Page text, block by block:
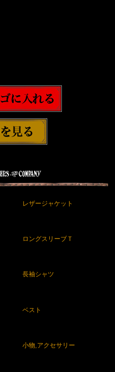
レザージャケット
ロングスリーブＴ
長袖シャツ
ベスト
小物,アクセサリー